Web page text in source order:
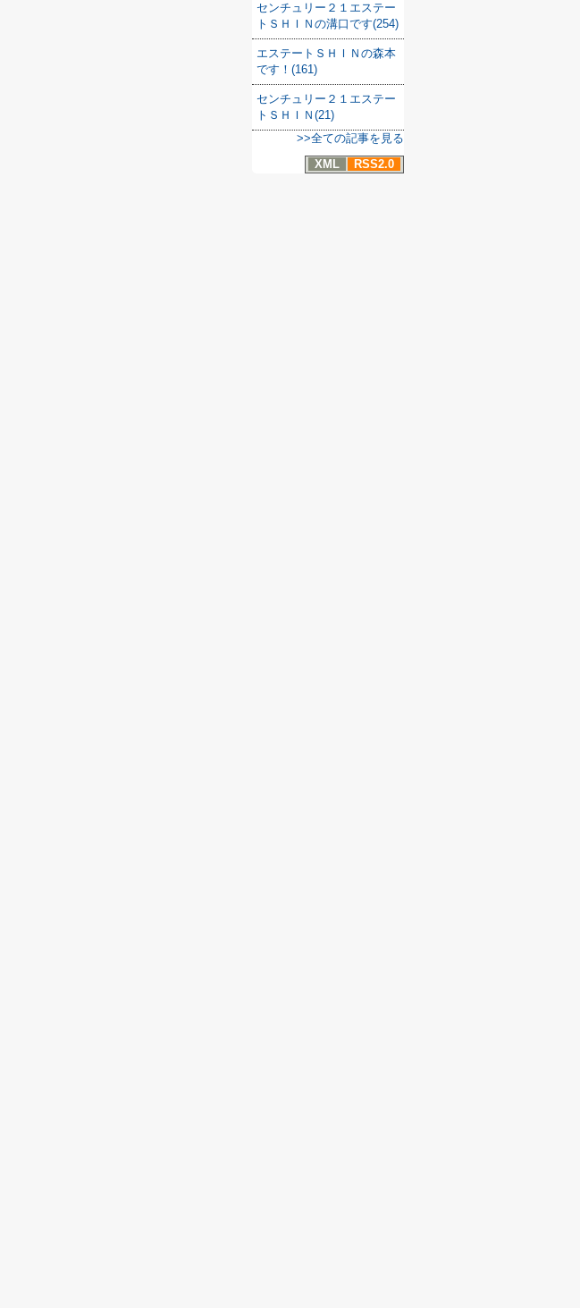
センチュリー２１エステー
トＳＨＩＮの溝口です(254)
エステートＳＨＩＮの森本
です！(161)
センチュリー２１エステー
トＳＨＩＮ(21)
>>全ての記事を見る
XML
RSS2.0